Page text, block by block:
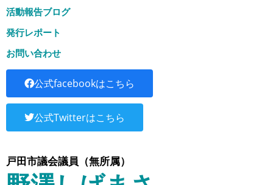
活動報告ブログ
発行レポート
お問い合わせ
公式facebookはこちら
公式Twitterはこちら
戸田市議会議員（無所属）